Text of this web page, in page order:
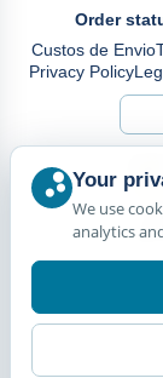
Order
Custos de Envio
Privacy Policy
Your
We use
analytics